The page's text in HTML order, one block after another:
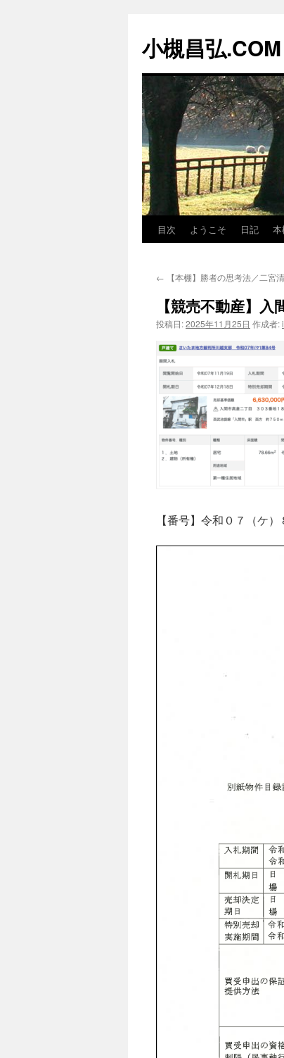
テ
ン
ス
キ
ッ
プ
小槻昌弘.COM
目次 ようこそ 日記 本
← 【本棚】勝者の思考法／二宮
【競売不動産】
投稿日:2025年11月25日 作成者:
【番号】令和０７（ケ